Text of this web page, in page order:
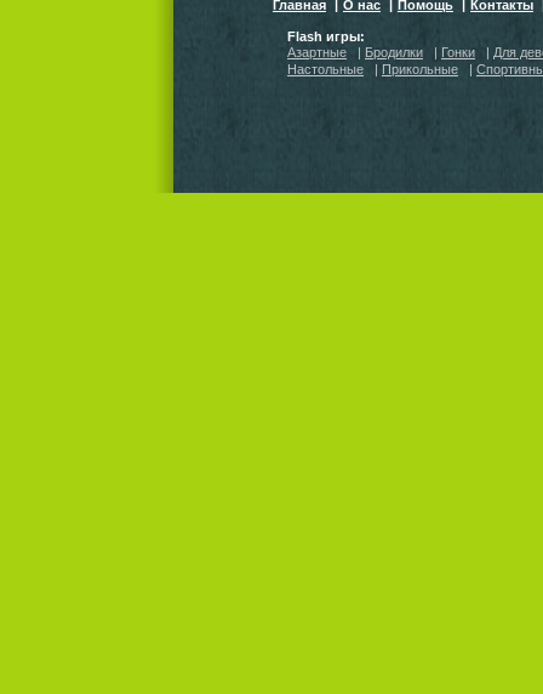
Главная | О нас | Помощь | Контакты
Flash игры:
Азартные
| Бродилки | Гонки | Для
Настольные
| Прикольные |